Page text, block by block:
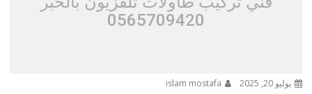
0565709420
يوليو 20, 2025